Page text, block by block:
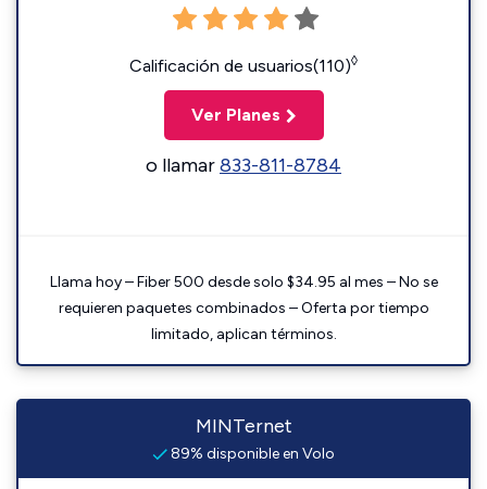
Calificación de usuarios(110)◊
Ver Planes
o llamar833-811-8784
Llama hoy – Fiber 500 desde solo $34.95 al mes – No se
requieren paquetes combinados – Oferta por tiempo
limitado, aplican términos.
MINTernet
89% disponible en Volo